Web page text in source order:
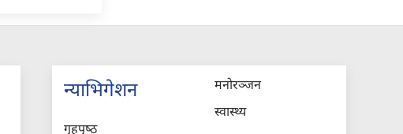
न्याभिगेशन
गृहपृष्‍ठ
मनोरञ्जन
स्वास्थ्य